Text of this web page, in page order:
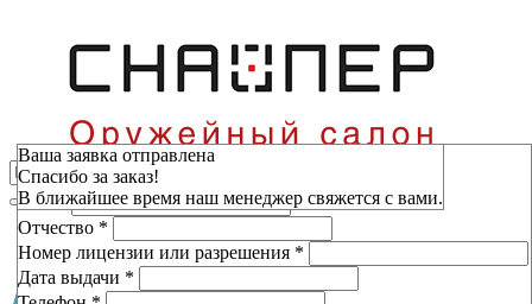
Зарезервировать
Фамилия*
Имя*
Отчество *
Номер лицензии или разрешения *
Дата выдачи *
Ваша заявка отправлена
Спасибо за заказ!
В ближайшее время наш менеджер свяжется с вами.